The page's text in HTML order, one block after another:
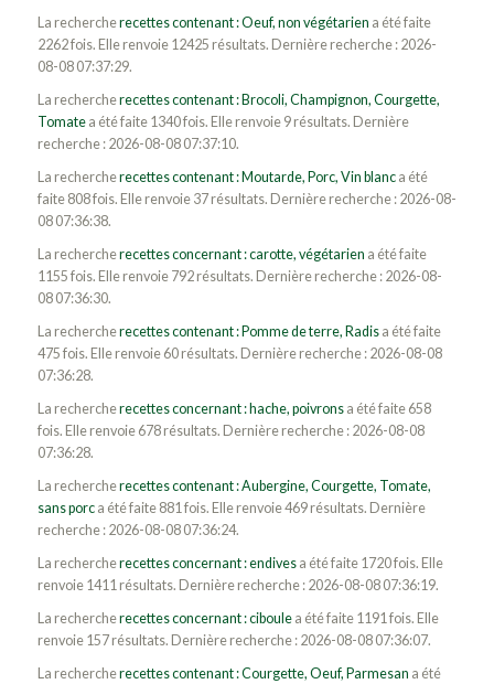
La rechercherecettes contenant : Oeuf, non végétarien a été faite
2262 fois. Elle renvoie 12425 résultats. Dernière recherche : 2026-
08-08 07:37:29.
La rechercherecettes contenant : Brocoli, Champignon, Courgette,
Tomatea été faite 1340 fois. Elle renvoie 9 résultats. Dernière
recherche : 2026-08-08 07:37:10.
La rechercherecettes contenant : Moutarde, Porc, Vin blanca été
faite 808 fois. Elle renvoie 37 résultats. Dernière recherche : 2026-08-
08 07:36:38.
La rechercherecettes concernant : carotte, végétarien a été faite
1155 fois. Elle renvoie 792 résultats. Dernière recherche : 2026-08-
08 07:36:30.
La rechercherecettes contenant : Pomme de terre, Radisa été faite
475 fois. Elle renvoie 60 résultats. Dernière recherche : 2026-08-08
07:36:28.
La rechercherecettes concernant : hache, poivronsa été faite 658
fois. Elle renvoie 678 résultats. Dernière recherche : 2026-08-08
07:36:28.
La rechercherecettes contenant : Aubergine, Courgette, Tomate,
sans porca été faite 881 fois. Elle renvoie 469 résultats. Dernière
recherche : 2026-08-08 07:36:24.
La rechercherecettes concernant : endivesa été faite 1720 fois. Elle
renvoie 1411 résultats. Dernière recherche : 2026-08-08 07:36:19.
La rechercherecettes concernant : ciboulea été faite 1191 fois. Elle
renvoie 157 résultats. Dernière recherche : 2026-08-08 07:36:07.
La rechercherecettes contenant : Courgette, Oeuf, Parmesan a été